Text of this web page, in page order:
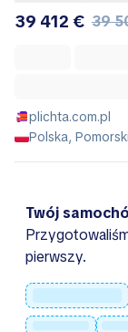
39 412 € 39
plichta.com.pl
Polska,
Twój
pierwszy.